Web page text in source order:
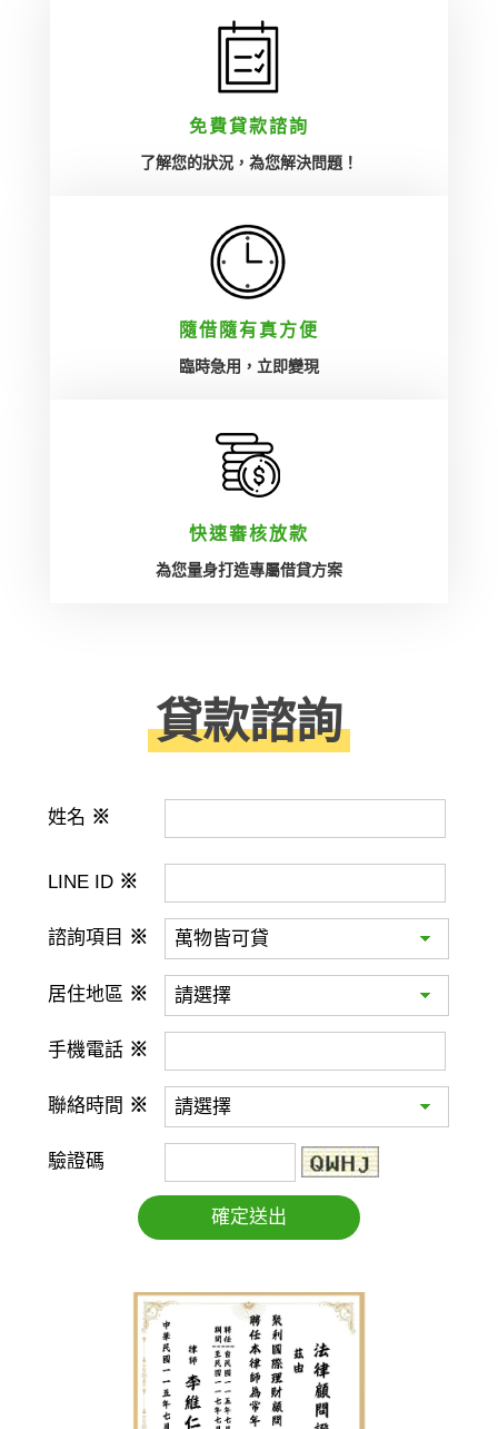
免費貸款諮詢
了解您的狀況，為您解決問題！
隨借隨有真方便‎
臨時急用，立即變現
快速審核放款
為您量身打造專屬借貸方案
貸款諮詢
姓名 ※
LINE ID ※
諮詢項目 ※
居住地區 ※
手機電話 ※
聯絡時間 ※
驗證碼